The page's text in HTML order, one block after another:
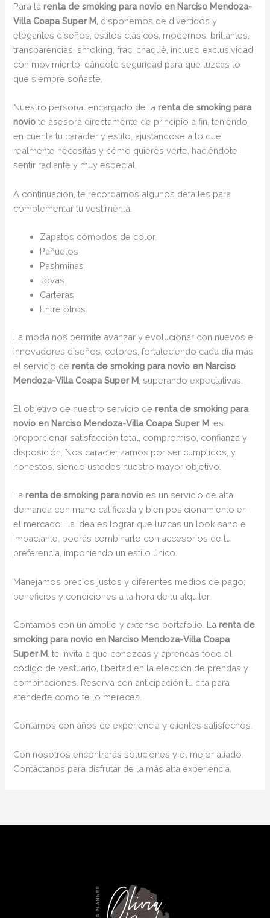
Para larenta de smoking para novio en Narciso Mendoza-
Villa Coapa Super M, disponemos de divertidos y
elegantes diseños, estilos clásicos, modernos, brillantes,
transparencias, smoking, frac, chaqué, incluso exclusividad
con movimiento, dándote seguridad para que luzcas lo
que siempre soñaste.
Nuestro personal encargado de larenta de smoking para
novio te asesora directamente de principio a fin, teniendo
en cuenta tu carácter y estilo, ajustándose a lo que
realmente necesitas y cómo quieres verte, haciéndote
sentir radiante y muy especial.
A continuación, te recordamos algunos detalles para
complementar tu vestimenta.
Zapatos cómodos de color.
Pañuelos
Pashminas
Joyas
Carteras
Entre otros.
La moda nos permite avanzar y evolucionar con nuevos e
innovadores diseños, colores, fortaleciendo cada día más
el servicio derenta de smoking para novio en Narciso
Mendoza-Villa Coapa Super M , superando expectativas.
El objetivo de nuestro servicio derenta de smoking para
novio en Narciso Mendoza-Villa Coapa Super M , es
proporcionar satisfacción total, compromiso, confianza y
disposición. Nos caracterizamos por ser cumplidos, y
honestos, siendo ustedes nuestro mayor objetivo.
Larenta de smoking para novioes un servicio de alta
demanda con mano calificada y bien posicionamiento en
el mercado. La idea es lograr que luzcas un look sano e
impactante, podrás combinarlo con accesorios de tu
preferencia, imponiendo un estilo único.
Manejamos precios justos y diferentes medios de pago,
beneficios y condiciones a la hora de tu alquiler.
Contamos con un amplio y extenso portafolio. Larenta de
smoking para novio en Narciso Mendoza-Villa Coapa
Super M , te invita a que conozcas y aprendas todo el
código de vestuario, libertad en la elección de prendas y
combinaciones. Reserva con anticipación tu cita para
atenderte como te lo mereces.
Contamos con años de experiencia y clientes satisfechos.
Con nosotros encontrarás soluciones y el mejor aliado.
Contáctanos para disfrutar de la más alta experiencia.